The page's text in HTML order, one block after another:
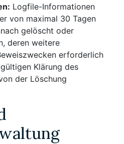
Logfile-Informationen
von maximal 30 Tagen
gelöscht oder
deren weitere
erforderlich
Klärung des
der Löschung